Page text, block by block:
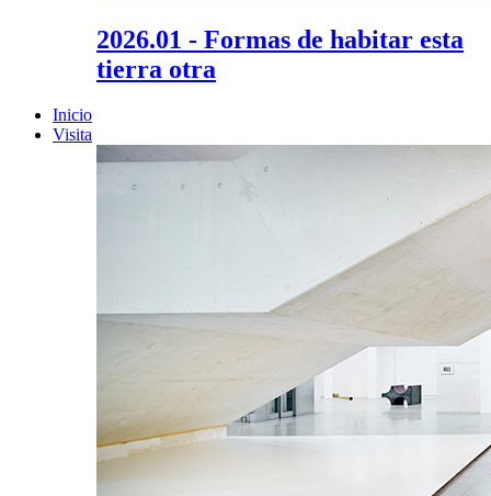
2026.01 - Formas de habitar esta
tierra otra
Inicio
Visita